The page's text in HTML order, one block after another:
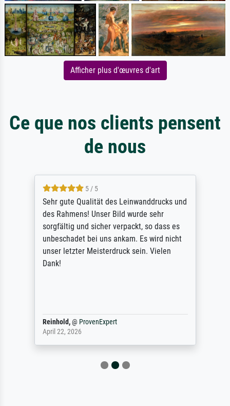
Afficher plus d'œuvres d'art
Ce que nos clients pensent
de nous
5 / 5
Sehr gute Qualität des Leinwanddrucks und
des Rahmens! Unser Bild wurde sehr
sorgfältig und sicher verpackt, so dass es
unbeschadet bei uns ankam. Es wird nicht
unser letzter Meisterdruck sein. Vielen
Dank!
Reinhold,@ ProvenExpert
April 22, 2026